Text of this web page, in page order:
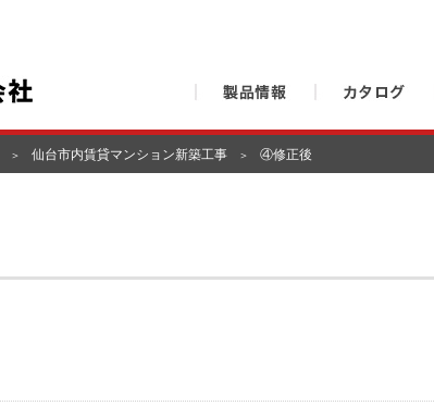
仙台市内賃貸マンション新築工事 ④修正後